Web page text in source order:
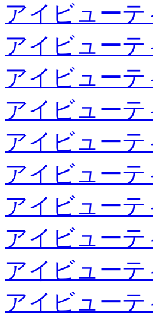
アイビュー
アイビュー
アイビュー
アイビュー
アイビュー
アイビュー
アイビュー
アイビュー
アイビュー
アイビュー